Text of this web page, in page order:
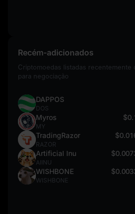
Recém-adicionados
Criptomoedas listadas recentemente
para negociação
DAPPOS
DOS
Myros
MY
TradingRazor
RAZOR
Artificial Inu
AIINU
WISHBONE
WISHBONE